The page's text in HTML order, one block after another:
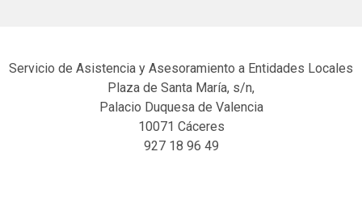
Servicio de Asistencia y Asesoramiento a Entidades Locales
Plaza de Santa María, s/n,
Palacio Duquesa de Valencia
10071 Cáceres
927 18 96 49